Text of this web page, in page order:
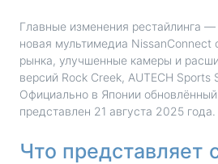
Главные изменения рестайлинга
новая мультимедиа NissanConnect
рынка, улучшенные камеры и
версий Rock Creek, AUTECH Sports
Официально в Японии
представлен 21 августа 2025 года.
Что представляет